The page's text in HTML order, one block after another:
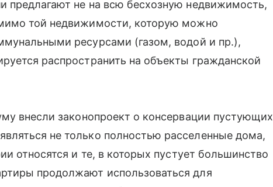
предлагают не на всю бесхозную недвижимость,
той недвижимости, которую можно
ресурсами (газом, водой и пр.),
распространить на объекты гражданской
внесли законопроект о консервации пустующих
не только полностью расселенные дома,
относятся и те, в которых пустует большинство
продолжают использоваться для